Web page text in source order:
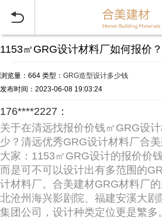

1153㎡GRG设计材料厂如何报价？
浏览量：664 类型： GRG造型设计多少钱
发布时间：2023-06-08 19:03:24
176****2227：
关于在清远找报价价钱㎡GRG设
少？清远优秀GRG设计材料厂合
大家：1153㎡GRG设计的报价价
而是可不可以设计出有多范围的
计材料厂。合美建材GRG材料厂
北沧州海兴影剧院、福建安溪大
集团公司，设计种类定位更是繁